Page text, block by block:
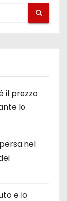
il prezzo
lo
nel
e lo